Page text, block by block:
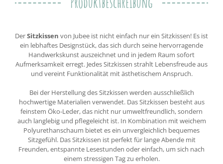
DerSitzkissen von Jubee ist nicht einfach nur ein Sitzkissen! Es ist
ein lebhaftes Designstück, das sich durch seine hervorragende
Handwerkskunst auszeichnet und in jedem Raum sofort
Aufmerksamkeit erregt. Jedes Sitzkissen strahlt Lebensfreude aus
und vereint Funktionalität mit ästhetischem Anspruch.
Bei der Herstellung des Sitzkissen werden ausschließlich
hochwertige Materialien verwendet. Das Sitzkissen besteht aus
feinstem Öko-Leder, das nicht nur umweltfreundlich, sondern
auch langlebig und pflegeleicht ist. In Kombination mit weichem
Polyurethanschaum bietet es ein unvergleichlich bequemes
Sitzgefühl. Das Sitzkissen ist perfekt für lange Abende mit
Freunden, entspannte Lesestunden oder einfach, um sich nach
einem stressigen Tag zu erholen.